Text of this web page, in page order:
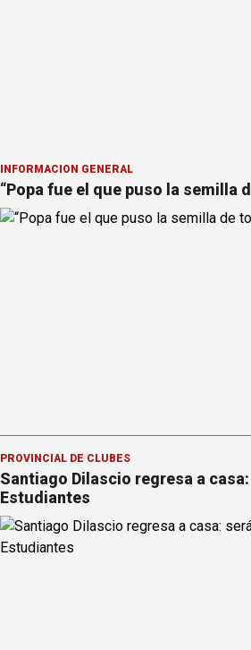
INFORMACION GENERAL
“Popa fue el que puso la semilla
PROVINCIAL DE CLUBES
Santiago Dilascio regresa a
Estudiantes